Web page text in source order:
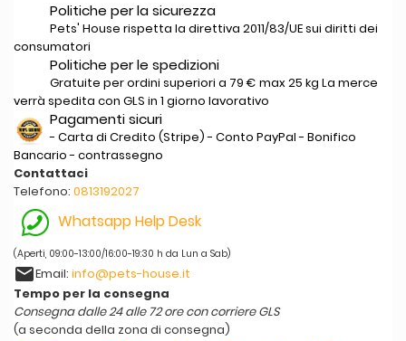
Politiche per la sicurezza
Pets' House rispetta la direttiva 2011/83/UE sui diritti dei
consumatori
Politiche per le spedizioni
Gratuite per ordini superiori a 79 € max 25 kg La merce
verrà spedita con GLS in 1 giorno lavorativo
Pagamenti sicuri
- Carta di Credito (Stripe) - Conto PayPal - Bonifico
Bancario - contrassegno
Contattaci
Telefono: 0813192027
Whatsapp Help Desk
(Aperti, 09:00-13:00/16:00-19:30 h da Lun a Sab)
emailEmail: info@pets-house.it
Tempo per la consegna
Consegna dalle 24 alle 72 ore con corriere GLS
(a seconda della zona di consegna)